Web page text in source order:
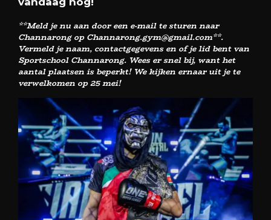
**Meld je nu aan door een e-mail te sturen naar
Channarong op Channarong.gym@gmail.com**.
Vermeld je naam, contactgegevens en of je lid bent van
Sportschool Channarong. Wees er snel bij, want het
aantal plaatsen is beperkt! We kijken ernaar uit je te
verwelkomen op 25 mei!